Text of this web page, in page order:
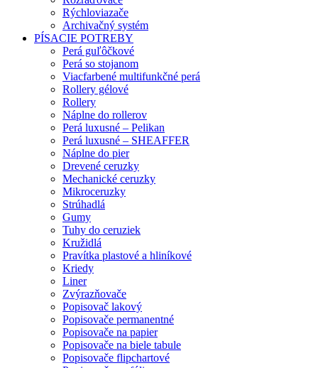
Rýchloviazače
Archivačný systém
PÍSACIE POTREBY
Perá guľôčkové
Perá so stojanom
Viacfarbené multifunkčné perá
Rollery gélové
Rollery
Náplne do rollerov
Perá luxusné – Pelikan
Perá luxusné – SHEAFFER
Náplne do pier
Drevené ceruzky
Mechanické ceruzky
Mikroceruzky
Strúhadlá
Gumy
Tuhy do ceruziek
Kružidlá
Pravítka plastové a hliníkové
Kriedy
Liner
Zvýrazňovače
Popisovač lakový
Popisovače permanentné
Popisovače na papier
Popisovače na biele tabule
Popisovače flipchartové